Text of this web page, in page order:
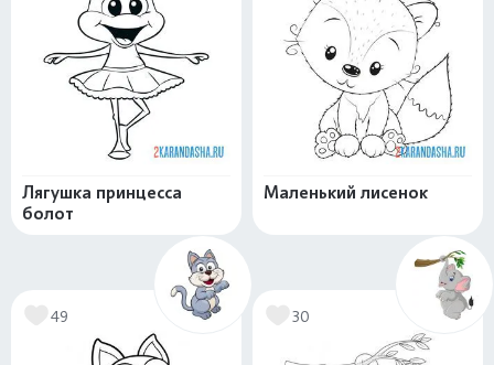
Лягушка принцесса
болот
Маленький лисенок
49 30